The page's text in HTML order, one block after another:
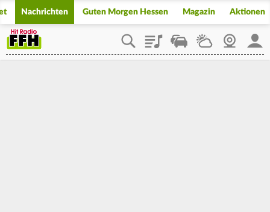
Nachrichten Guten Morgen Hessen Magazin Aktionen
PlaylistStaupilotWetterWebcam